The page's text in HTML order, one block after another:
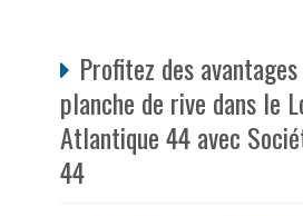
Profitez des
planche de rive dans le
Atlantique 44 avec
44